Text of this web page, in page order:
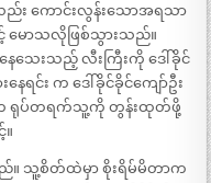
ကောင်းလွန်းသောအရသာ
ောသလိုဖြစ်သွားသည်။
ေသေးသည့် လီးကြီးကို ဒေါ်ခိုင်
ရင်း က ဒေါ်ခိုင်ခိုင်ကျော်ဦး
က ရုပ်တရက်သူ့ကို တွန်းထုတ်ဖို့
။
။ သူ့စိတ်ထဲမှာ စိုးရိမ်မိတာက